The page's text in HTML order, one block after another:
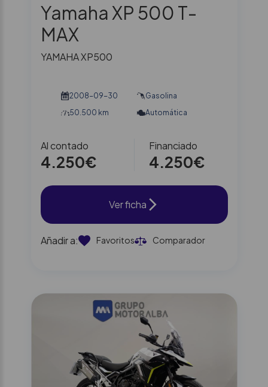
Yamaha XP 500 T-
MAX
YAMAHA XP500
2008-09-30
Gasolina
50.500 km
Automática
Al contado
4.250€
Financiado
4.250€
Ver ficha
Añadir a: Favoritos Comparador